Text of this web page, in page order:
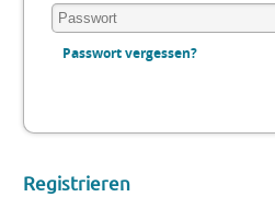
Passwort vergessen?
Registrieren